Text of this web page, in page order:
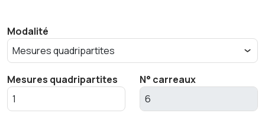
Modalité
Mesures quadripartites N° carreaux